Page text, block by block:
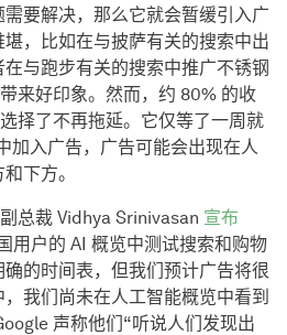
要解决，那么它就会暂缓引入广
，比如在与披萨有关的搜索中出
与跑步有关的搜索中推广不锈钢
来好印象。然而，约 80% 的收
择了不再拖延。它仅等了一周就
加入广告，广告可能会出现在人
下方。
总裁 Vidhya Srinivasan 宣布
用户的 AI 概览中测试搜索和购物
的时间表，但我们预计广告将很
我们尚未在人工智能概览中看到
声称他们“听说人们发现出